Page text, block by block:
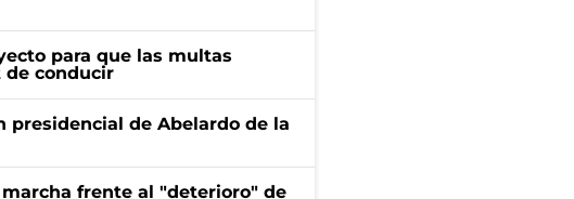
para que las multas
de conducir
presidencial de Abelardo de la
frente al "deterioro" de